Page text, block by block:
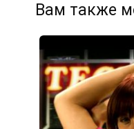
Вам также